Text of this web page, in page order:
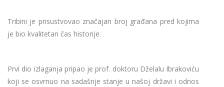
Tribini je prisustvovao značajan broj građana pred kojima
je bio kvalitetan čas historije.
Prvi dio izlaganja pripao je prof. doktoru Dželalu Ibrakoviću
koji se osvrnuo na sadašnje stanje u našoj državi i odnos